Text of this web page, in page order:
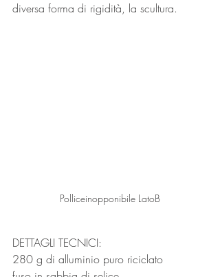
diversa forma di rigidità, la scultura.
Polliceinopponibile LatoB
DETTAGLI TECNICI:
280 g di alluminio puro riciclato